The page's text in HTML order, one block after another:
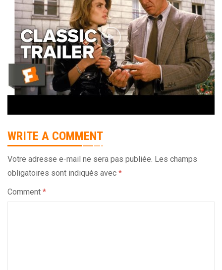
WRITE A COMMENT
Votre adresse e-mail ne sera pas publiée. Les champs
obligatoires sont indiqués avec *
Comment *